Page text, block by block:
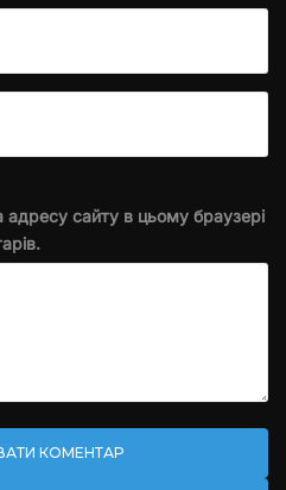
сайту в цьому браузері